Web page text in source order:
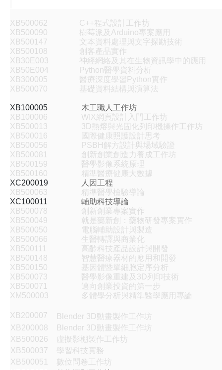
XB500062
C++程式設計工作坊
XB500090
樹莓派及Arduino專案應用
XB500147
文本資料處理與文字探勘技術
XB500108
創客產品實作
XB30E003
神經網絡及其在生物資訊學中的應用
XB50E004
Python醫學資料分析
XB300005
醫療深度學習Python實作
XB500070
基礎資料結構與演算法
XB100005
木工職人工作坊
XB100006
WIX網頁設計入門工作坊
XB500013
3D熱熔與光固化列印機操作工作坊
XB500016
國際健康照護設計思考
XB500056
PSBH解方設計與場域驗證
XB500081
創新創業創造力養成工作坊
XB500159
醫學影像系統原理
XB500160
精準醫療健康大數據
XC200019
人因工程
XB500063
精準醫學檢驗導論
XC100011
輔助科技導論
XB500078
創新創業專案實作
XB500049
就是藥新創：藥物研發專案實作
XB500050
電腦輔助設計與製造
XB500066
生醫轉譯與商業化
XB500111
高齡科技產品設計與開發
XB500148
智慧醫療器材的應用和開發
XB500150
基因體暨單細胞定序分析
XB500073
醫學影像重建及3D列印技術
XB500071
邁向創業投資的第一步
XM500003
多體學分析與精準醫學應用專論
XB200007
Blender 3D動畫製作工作坊
XB200008
Blender 3D動畫製作工作坊
XB500026
虛擬影棚製作工作坊
XB500037
學習科技實務
XB500051
數位問卷工作坊